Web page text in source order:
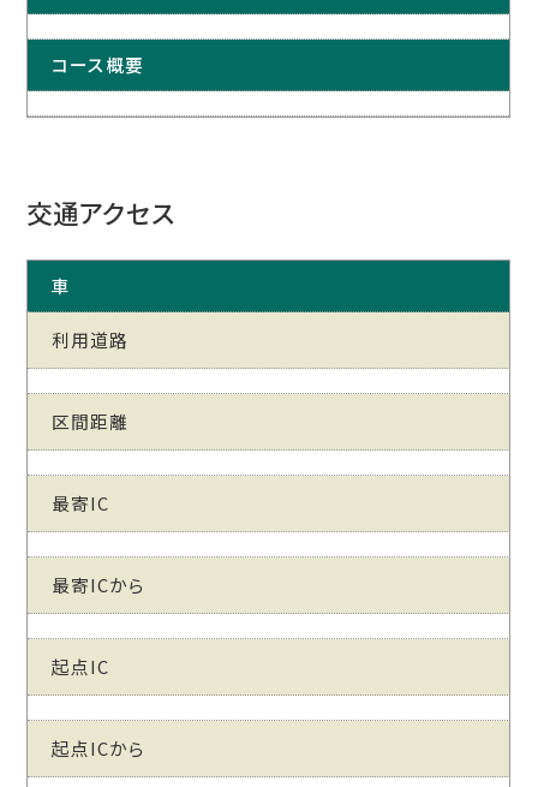
コース概要
交通アクセス
車
利用道路
区間距離
最寄IC
最寄ICから
起点IC
起点ICから